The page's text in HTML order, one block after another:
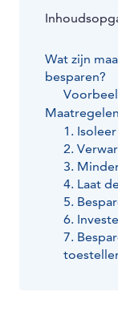
Wat zijn
besparen?
1.
2.
3.
4. Laat
5.
6.
7.